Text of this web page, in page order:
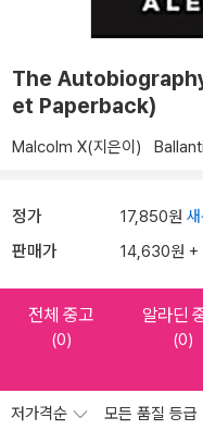
The
et Paperback)
Malcolm X(지은이)
정가 17,850원 새
판매가 14,630원 +
전체 중고
(0)
알라딘
(0)
저가격순 모든 품질 등급